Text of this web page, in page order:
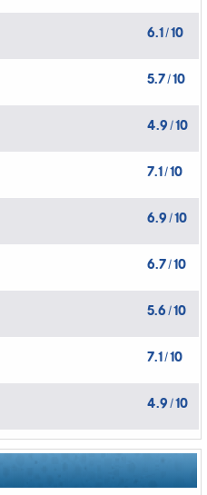
6.1/10
5.7/10
4.9 /10
7.1/10
6.9 /10
6.7/10
5.6 /10
7.1/10
4.9 /10